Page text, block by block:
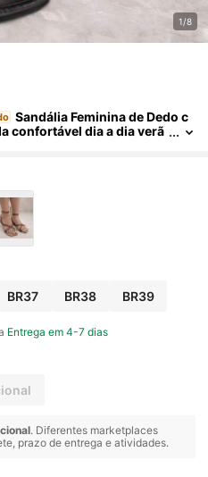
1/8
Sandália Feminina de Dedo c
confortável dia a dia verã
BR37 BR38 BR39
Entrega em 4-7 dias
. Diferentes marketplaces
prazo de entrega e atividades.